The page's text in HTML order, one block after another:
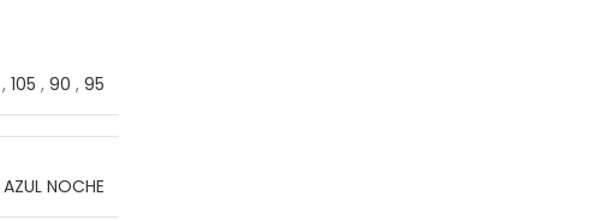
, 105 , 90 , 95
AZUL NOCHE